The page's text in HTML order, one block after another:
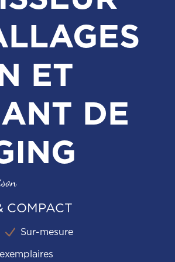
ET
DE
COMPACT
Sur-mesure